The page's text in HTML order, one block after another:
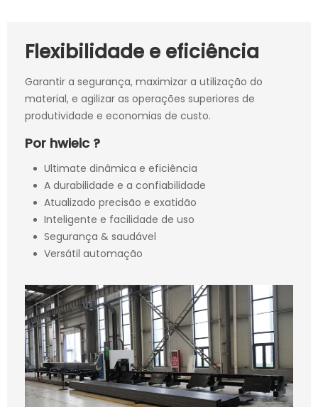
Flexibilidade e eficiência
Garantir a segurança, maximizar a utilização do
material, e agilizar as operações superiores de
produtividade e economias de custo.
Por hwieic ?
Ultimate dinâmica e eficiência
A durabilidade e a confiabilidade
Atualizado precisão e exatidão
Inteligente e facilidade de uso
Segurança & saudável
Versátil automação